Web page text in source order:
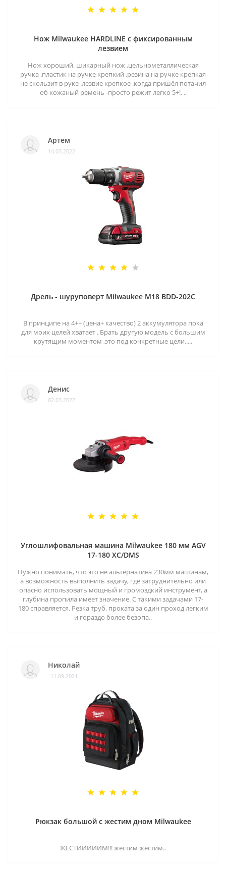
Нож Milwaukee HARDLINE с фиксированным
лезвием
Нож хороший. шикарный нож ,цельнометаллическая
ручка .пластик на ручке крепкий ,резина на ручке крепкая
не скользит в руке .лезвие крепкое .когда пришёл потачил
об кожаный ремень -просто режит легко 5+!. ..
Артем
14.03.2022
Дрель - шуруповерт Milwaukee M18 BDD-202C
В принципе на 4++ (цена+ качество) 2 аккумулятора пока
для моих целей хватает . Брать другую модель с большим
крутящим моментом ,это под конкретные цели.....
Денис
02.03.2022
Углошлифовальная машина Milwaukee 180 мм AGV
17-180 XC/DMS
Нужно понимать, что это не альтернатива 230мм машинам,
а возможность выполнить задачу, где затруднительно или
опасно использовать мощный и громоздкий инструмент, а
глубина пропила имеет значение. С такими задачами 17-
180 справляется. Резка труб, проката за один проход легким
и гораздо более безопа..
Николай
11.09.2021
Рюкзак большой с жестим дном Milwaukee
ЖЕСТИИИИИМ!!! жестим жестим..